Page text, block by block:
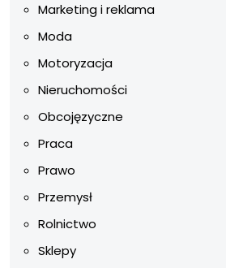
Marketing i reklama
Moda
Motoryzacja
Nieruchomości
Obcojęzyczne
Praca
Prawo
Przemysł
Rolnictwo
Sklepy